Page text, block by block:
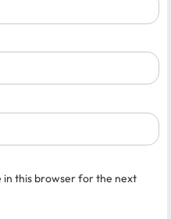
in this browser for the next